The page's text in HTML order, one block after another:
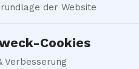
der Website
Cookies
Verbesserung